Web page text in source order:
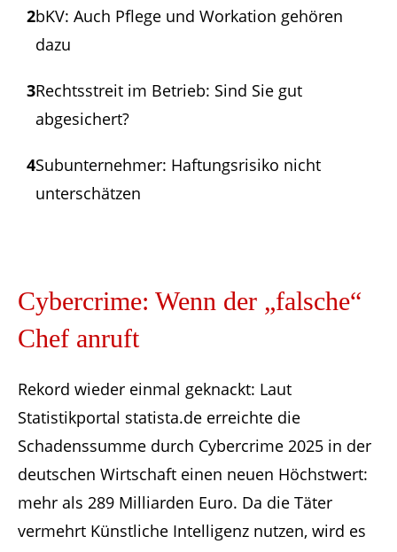
2bKV: Auch Pflege und Workation gehören
dazu
3Rechtsstreit im Betrieb: Sind Sie gut
abgesichert?
4Subunternehmer: Haftungsrisiko nicht
unterschätzen
Cybercrime: Wenn der „falsche“
Chef anruft
Rekord wieder einmal geknackt: Laut
Statistikportal statista.de erreichte die
Schadenssumme durch Cybercrime 2025 in der
deutschen Wirtschaft einen neuen Höchstwert:
mehr als 289 Milliarden Euro. Da die Täter
vermehrt Künstliche Intelligenz nutzen, wird es